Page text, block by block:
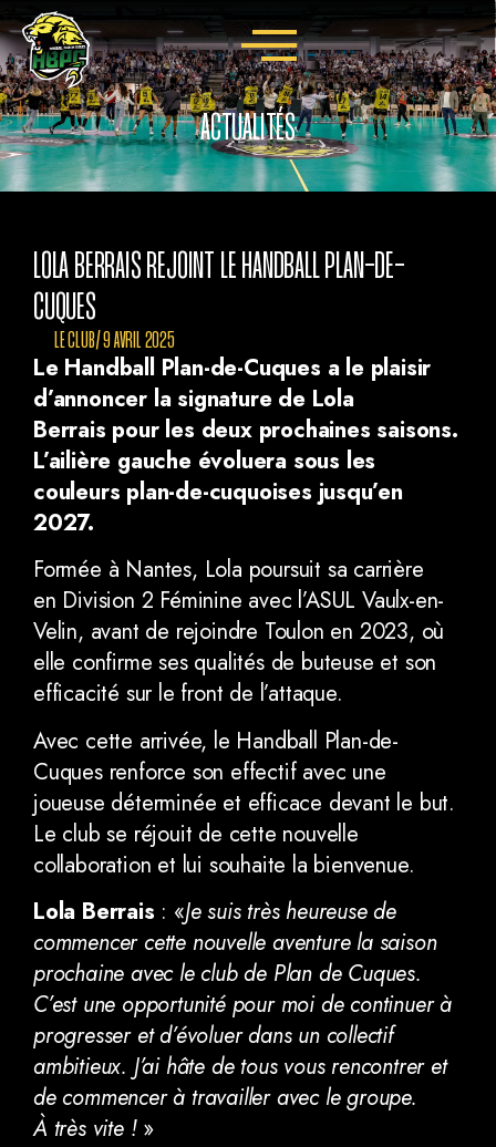
ACTUALITÉS
LOLA BERRAIS REJOINT LE HANDBALL PLAN-DE-
CUQUES
LE CLUB/9 AVRIL 2025
Le Handball Plan-de-Cuques a le plaisir
d’annoncer la signature de Lola
Berrais pour les deux prochaines saisons.
L’ailière gauche évoluera sous les
couleurs plan-de-cuquoises jusqu’en
2027.
Formée à Nantes, Lola poursuit sa carrière
en Division 2 Féminine avec l’ASUL Vaulx-en-
Velin, avant de rejoindre Toulon en 2023, où
elle confirme ses qualités de buteuse et son
efficacité sur le front de l’attaque.
Avec cette arrivée, le Handball Plan-de-
Cuques renforce son effectif avec une
joueuse déterminée et efficace devant le but.
Le club se réjouit de cette nouvelle
collaboration et lui souhaite la bienvenue.
Lola Berrais : «Je suis très heureuse de
commencer cette nouvelle aventure la saison
prochaine avec le club de Plan de Cuques.
C’est une opportunité pour moi de continuer à
progresser et d’évoluer dans un collectif
ambitieux. J’ai hâte de tous vous rencontrer et
de commencer à travailler avec le groupe.
À très vite !»